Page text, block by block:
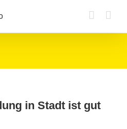
in Stadt ist gut